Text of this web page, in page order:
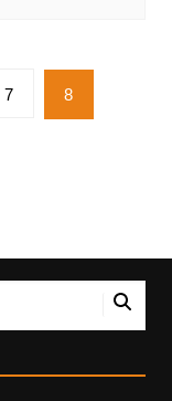
7 8